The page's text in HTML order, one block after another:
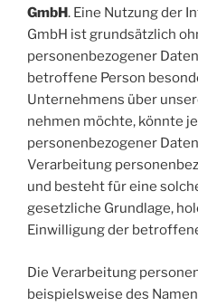
GmbH. Eine Nutzung der
GmbH ist grundsätzlich
personenbezogener
betroffene Person
Unternehmens über
nehmen möchte, könnte
personenbezogener
Verarbeitung
und besteht für eine
gesetzliche Grundlage,
Einwilligung der
Die Verarbeitung
beispielsweise des